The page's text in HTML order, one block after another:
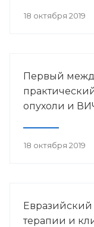
18 октября 2019
Первый
опухоли и
18 октября 2019
Евразийский
терапии и